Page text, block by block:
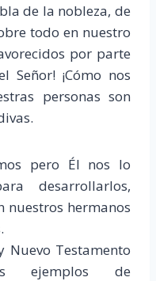
de la nobleza, de
todo en nuestro
por parte
Señor! ¡Cómo nos
personas son
pero Él nos lo
desarrollarlos,
nuestros hermanos
Testamento
ejemplos de